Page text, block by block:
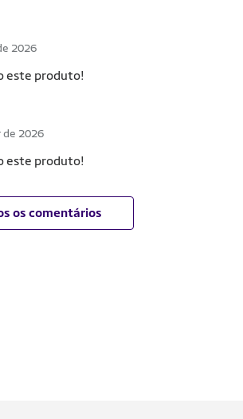
2026
este produto!
de 2026
este produto!
os comentários